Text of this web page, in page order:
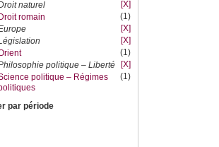
naturel
[X]
Droit romain
(1)
[X]
[X]
(1)
politique – Liberté
[X]
politique – Régimes
(1)
par période